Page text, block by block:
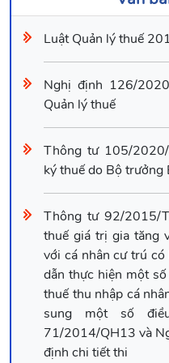
Luật Quản lý thuế
Nghị định 126/
Quản lý thuế
Thông tư 105/
ký thuế do Bộ trưởng
Thông tư 92/2015/
thuế giá trị gia tăng
với cá nhân cư trú
dẫn thực hiện một
thuế thu nhập cá
sung một số
71/2014/QH13 và
định chi tiết thi